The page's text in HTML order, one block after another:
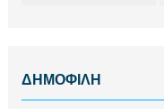
ΔΗΜΟΦΙΛΗ